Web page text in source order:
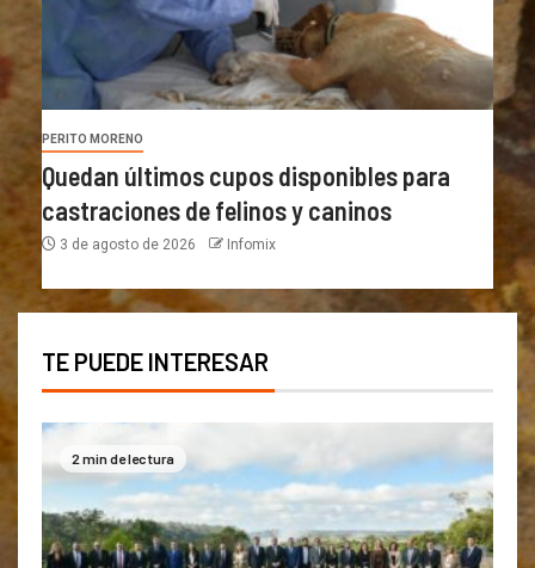
PERITO MORENO
Quedan últimos cupos disponibles para
castraciones de felinos y caninos
3 de agosto de 2026 Infomix
TE PUEDE INTERESAR
2 min de lectura